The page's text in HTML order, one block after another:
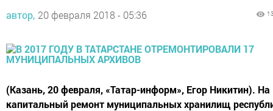
автор, 20 февраля 2018 - 05:36
(Казань, 20 февраля, «Татар-информ», Егор Никитин). На
капитальный ремонт муниципальных хранилищ